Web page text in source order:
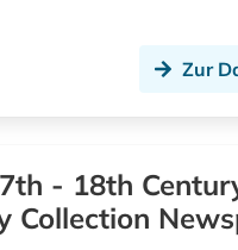
maritime wirtschaft (1)
marktdaten (2)
Zur
- 18th
Collection